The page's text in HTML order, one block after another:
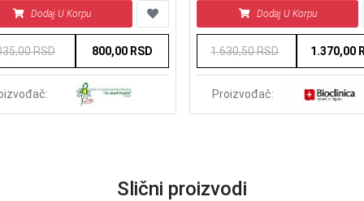
Dodaj U Korpu
RSD 800,00 RSD
Dodaj U Korpu
1.630,50 RSD 1.370,00
Proizvođač:
Slični proizvodi